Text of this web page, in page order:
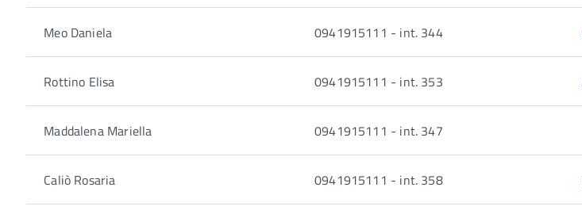
Meo Daniela 0941915111 - int. 344
Rottino Elisa 0941915111 - int. 353
Maddalena Mariella 0941915111 - int. 347
Caliò Rosaria 0941915111 - int. 358